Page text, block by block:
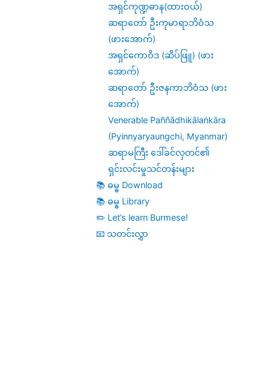
အရှင်ကုဏ္ဍဓာန(ထားဝယ်)
ဆရာတော် ဦးကုမာရာဘိဝံသ
(ဖားအောက်)
အရှင်ကောဝိဒ (ဆိပ်ဖြူ) (ဖား
အောက်)
ဆရာတော် ဦးဇနကာဘိဝံသ (ဖား
အောက်)
Venerable Paññādhikālaṅkāra
(Pyinnyaryaungchi, Myanmar)
ဆရာမကြီး ဒေါ်ခင်လှတင်၏
ရှင်းလင်းမှုသင်တန်းများ
📚 ဓမ္ဓ Download
📚 ဓမ္ဓ Library
✏️ Let’s learn Burmese!
📧 သတင်းလွှာ